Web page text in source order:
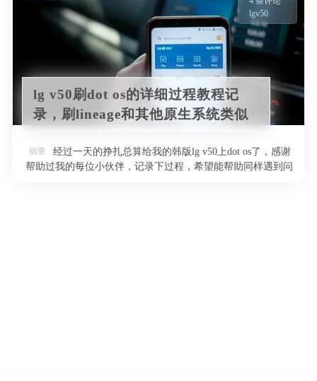
lgv50
lg v50刷dot os的详细过程教程记
录，刷lineage和其他原生系统类似
摘要
经过一天的挣扎总算给我的韩版lg v50上dot os了，感谢
帮助过我的每位小伙伴，记录下过程，希望能帮助同样遇到问